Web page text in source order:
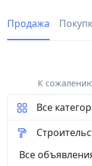
Продажа
К
Все
Все